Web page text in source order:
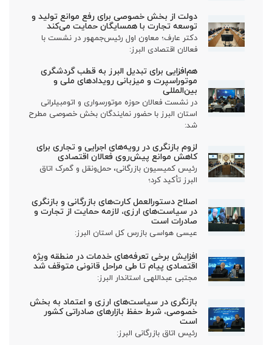
دولت از بخش خصوصی برای رفع موانع تولید و
توسعه تجارت با همسایگان حمایت می‌کند
دکتر عارف؛ معاون اول رئیس‌جمهور در نشست با
فعالان اقتصادی البرز:
هم‌افزایی برای تبدیل البرز به قطب گردشگری
موتوراسپرت و میزبانی رویدادهای ملی و
بین‌المللی
در نشست فعالان حوزه موتورسواری و اتومبیلرانی
استان البرز با حضور نمایندگان بخش خصوصی مطرح
شد:
لزوم بازنگری در رویه‌های اجرایی و تجاری برای
کاهش موانع پیش‌روی فعالان اقتصادی
رئیس کمیسیون بازرگانی، حمل‌ونقل و گمرک اتاق
البرز تأکید کرد؛
اصلاح دستورالعمل کارت‌های بازرگانی و بازنگری
در سیاست‌های ارزی، لازمه حمایت از تجارت و
صادرات است
عیسی هواسی بازرس کل استان البرز:
افزایش برخی تعرفه‌های خدمات در منطقه ویژه
اقتصادی پیام تا طی مراحل قانونی متوقف شد
مجتبی عبداللهی استاندار البرز:
بازنگری در سیاست‌های ارزی و اعتماد به بخش
خصوصی، شرط حفظ بازارهای صادراتی کشور
است
رئیس اتاق بازرگانی البرز: